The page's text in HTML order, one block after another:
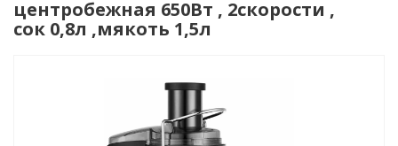
центробежная 650Вт , 2скорости ,
сок 0,8л ,мякоть 1,5л